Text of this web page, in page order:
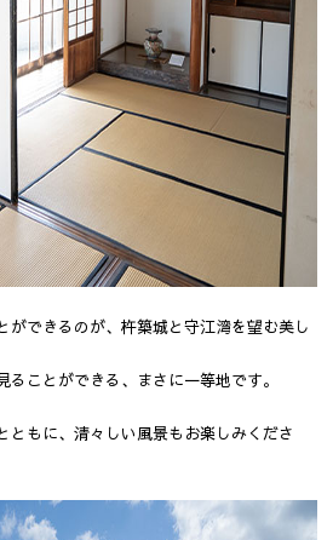
ができるのが、杵築城と守江湾を望む美し
ことができる、まさに一等地です。
ともに、清々しい風景もお楽しみくださ